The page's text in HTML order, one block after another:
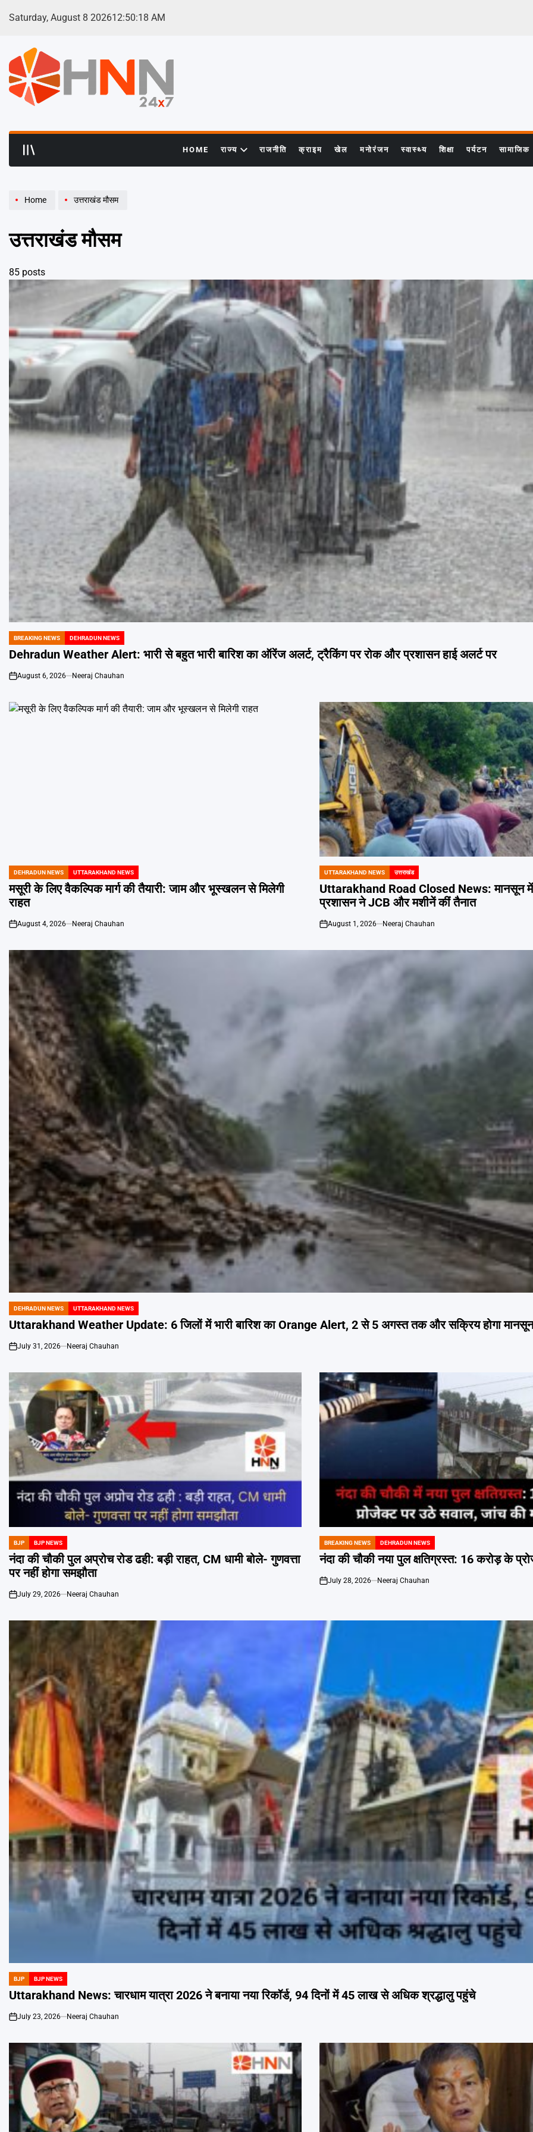
Saturday, August 8 202612:50:20 AM
HOME राज्य राजनीति क्राइम खेल मनोरंजन स्वास्थ्य शिक्षा पर्यटन सामाजिक
Home उत्तराखंड मौसम
उत्तराखंड मौसम
85 posts
POSTED
IN
BREAKING NEWS DEHRADUN NEWS
Dehradun Weather Alert: भारी से बहुत भारी बारिश का ऑरेंज अलर्ट, ट्रैकिंग पर रोक और प्रशासन हाई अलर्ट पर
on
August 6, 2026 Neeraj Chauhan
POSTED
IN
DEHRADUN NEWS UTTARAKHAND NEWS
मसूरी के लिए वैकल्पिक मार्ग की तैयारी: जाम और भूस्खलन से मिलेगी
राहत
on
August 4, 2026 Neeraj Chauhan
POSTED
IN
UTTARAKHAND NEWS उत्तराखंड
Uttarakhand Road Closed News: मानसून
प्रशासन ने JCB और मशीनें कीं तैनात
on
August 1, 2026 Neeraj Chauhan
POSTED
IN
DEHRADUN NEWS UTTARAKHAND NEWS
Uttarakhand Weather Update: 6 जिलों में भारी बारिश का Orange Alert, 2 से 5 अगस्त तक और सक्रिय होगा मानसून
on
July 31, 2026 Neeraj Chauhan
POSTED
IN
BJP BJP NEWS
नंदा की चौकी पुल अप्रोच रोड ढही: बड़ी राहत, CM धामी बोले- गुणवत्ता
पर नहीं होगा समझौता
on
July 29, 2026 Neeraj Chauhan
POSTED
IN
BREAKING NEWS DEHRADUN NEWS
नंदा की चौकी नया पुल क्षतिग्रस्त: 16 करोड़ के
on
July 28, 2026 Neeraj Chauhan
POSTED
IN
BJP BJP NEWS
Uttarakhand News: चारधाम यात्रा 2026 ने बनाया नया रिकॉर्ड, 94 दिनों में 45 लाख से अधिक श्रद्धालु पहुंचे
on
July 23, 2026 Neeraj Chauhan